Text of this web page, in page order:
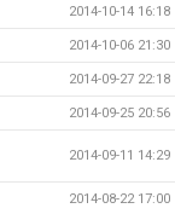
2014-10-14 16:18
2014-10-06 21:30
2014-09-27 22:18
2014-09-25 20:56
2014-09-11 14:29
2014-08-22 17:00